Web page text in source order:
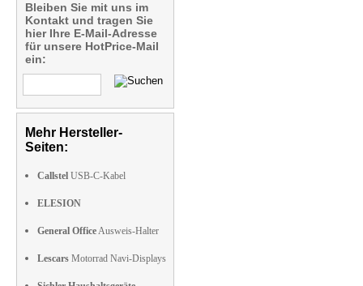
Bleiben Sie mit uns im
Kontakt und tragen Sie
hier Ihre E-Mail-Adresse
für unsere HotPrice-Mail
ein:
Mehr Hersteller-
Seiten:
Callstel USB-C-Kabel
ELESION
General OfficeAusweis-Halter
Lescars Motorrad Navi-Displays